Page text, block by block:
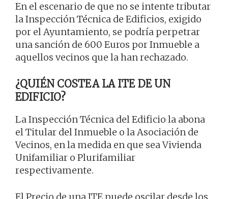
En el escenario de que no se intente tributar
la Inspección Técnica de Edificios, exigido
por el Ayuntamiento, se podría perpetrar
una sanción de 600 Euros por Inmueble a
aquellos vecinos que la han rechazado.
¿QUIÉN COSTEA LA ITE DE UN
EDIFICIO?
La Inspección Técnica del Edificio la abona
el Titular del Inmueble o la Asociación de
Vecinos, en la medida en que sea Vivienda
Unifamiliar o Plurifamiliar
respectivamente.